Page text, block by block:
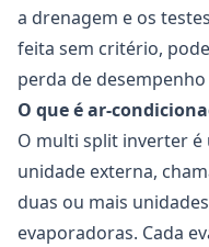
a drenagem e os
feita sem critério,
perda de
O que é ar-
O multi split inverter é
unidade externa,
duas ou mais
evaporadoras. Cada